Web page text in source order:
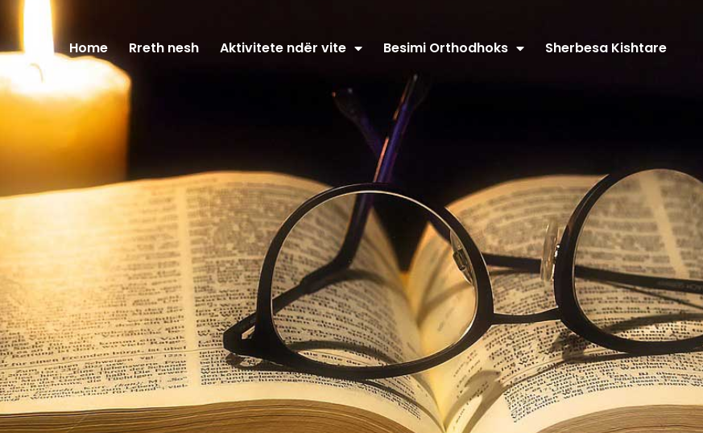
Home Rreth nesh Aktivitete ndër vite Besimi Orthodhoks Sherbesa Kishtare